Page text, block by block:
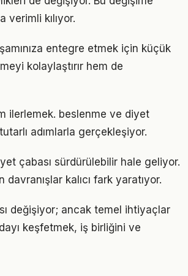
kılıyor.
entegre etmek için küçük
kolaylaştırır hem de
ilerlemek. beslenme ve diyet
adımlarla gerçekleşiyor.
çabası sürdürülebilir hale geliyor.
kalıcı fark yaratıyor.
değişiyor; ancak temel ihtiyaçlar
keşfetmek, iş birliğini ve